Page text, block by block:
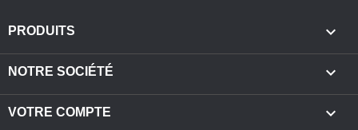
PRODUITS 
NOTRE SOCIÉTÉ 
VOTRE COMPTE 